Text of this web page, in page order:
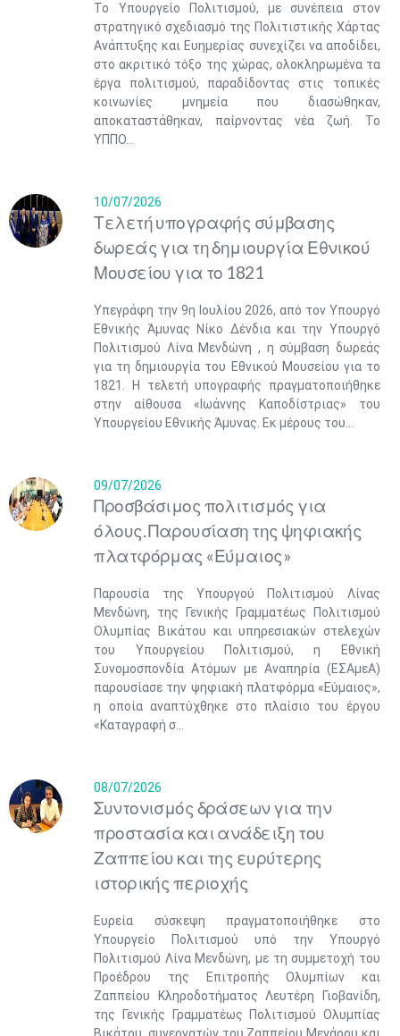
Το Υπουργείο Πολιτισμού, με συνέπεια στον
στρατηγικό σχεδιασμό της Πολιτιστικής Χάρτας
Ανάπτυξης και Ευημερίας συνεχίζει να αποδίδει,
στο ακριτικό τόξο της χώρας, ολοκληρωμένα τα
έργα πολιτισμού, παραδίδοντας στις τοπικές
κοινωνίες μνημεία που διασώθηκαν,
αποκαταστάθηκαν, παίρνοντας νέα ζωή. Το
ΥΠΠΟ...
10/07/2026
Τελετή υπογραφής σύμβασης
δωρεάς για τη δημιουργία Εθνικού
Μουσείου για το 1821
Υπεγράφη την 9η Ιουλίου 2026, από τον Υπουργό
Εθνικής Άμυνας Νίκο Δένδια και την Υπουργό
Πολιτισμού Λίνα Μενδώνη , η σύμβαση δωρεάς
για τη δημιουργία του Εθνικού Μουσείου για το
1821. Η τελετή υπογραφής πραγματοποιήθηκε
στην αίθουσα «Ιωάννης Καποδίστριας» του
Υπουργείου Εθνικής Άμυνας. Εκ μέρους του...
09/07/2026
Προσβάσιμος πολιτισμός για
όλους. Παρουσίαση της ψηφιακής
πλατφόρμας «Εύμαιος»
Παρουσία της Υπουργού Πολιτισμού Λίνας
Μενδώνη, της Γενικής Γραμματέως Πολιτισμού
Ολυμπίας Βικάτου και υπηρεσιακών στελεχών
του Υπουργείου Πολιτισμού, η Εθνική
Συνομοσπονδία Ατόμων με Αναπηρία (ΕΣΑμεΑ)
παρουσίασε την ψηφιακή πλατφόρμα «Εύμαιος»,
η οποία αναπτύχθηκε στο πλαίσιο του έργου
«Καταγραφή σ...
08/07/2026
Συντονισμός δράσεων για την
προστασία και ανάδειξη του
Ζαππείου και της ευρύτερης
ιστορικής περιοχής
Ευρεία σύσκεψη πραγματοποιήθηκε στο
Υπουργείο Πολιτισμού υπό την Υπουργό
Πολιτισμού Λίνα Μενδώνη, με τη συμμετοχή του
Προέδρου της Επιτροπής Ολυμπίων και
Ζαππείου Κληροδοτήματος Λευτέρη Γιοβανίδη,
της Γενικής Γραμματέως Πολιτισμού Ολυμπίας